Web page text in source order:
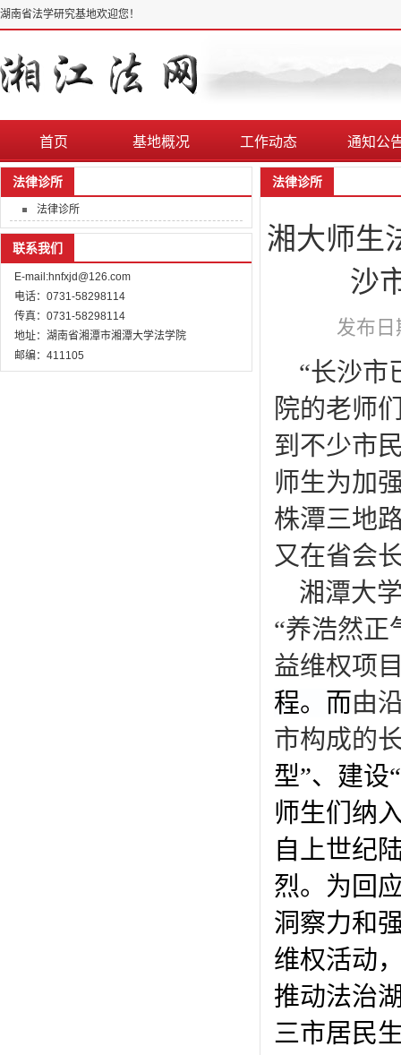
湖南省法学研究基地欢迎您！
首页 基地概况 工作动态 通知公
法律诊所
法律诊所
联系我们
E-mail:hnfxjd@126.com
电话：0731-58298114
传真：0731-58298114
地址：湖南省湘潭市湘潭大学法学院
邮编：411105
法律诊所
湘大师生
沙
发布日
“长沙市
院的老师
到不少市
师生为加
株潭三地
又在省会
湘潭大
“养浩然正
益维权项
程。而由
市构成的
型”、建设
师生们纳
自上世纪
烈。为回
洞察力和
维权活动
推动法治
三市居民